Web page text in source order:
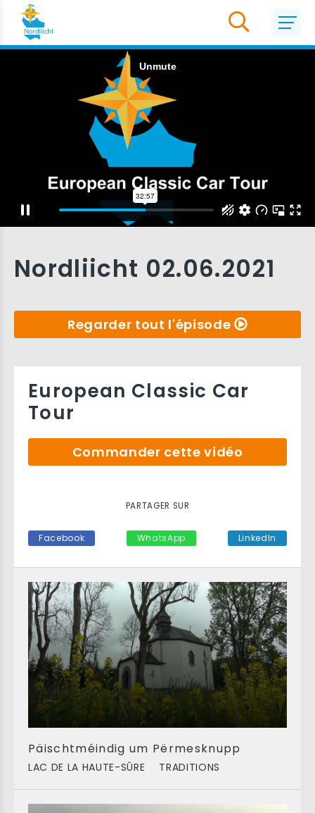
Nordliicht 02.06.2021
Regarder tout l'épisode
Päischtméindig um Përmesknupp
LAC DE LA HAUTE-SÛRE TRADITIONS
European Classic Car
Tour
Commander cette vidéo
PARTAGER SUR
Facebook WhatsApp LinkedIn